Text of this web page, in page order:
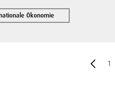
Ökonomie
1